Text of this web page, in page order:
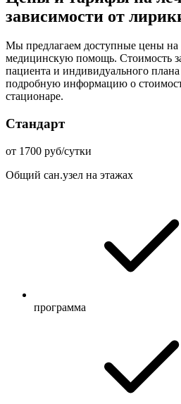
зависимости от
Мы предлагаем доступные цены
медицинскую помощь. Стоимость
пациента и индивидуального
подробную информацию о
стационаре.
Стандарт
от 1700 руб/сутки
Общий сан.узел на этажах
программа